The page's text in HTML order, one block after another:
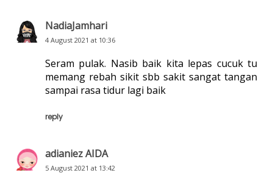
NadiaJamhari
4 August 2021 at 10:36
Seram pulak. Nasib baik kita lepas cucuk tu
memang rebah sikit sbb sakit sangat tangan
sampai rasa tidur lagi baik
reply
adianiez AIDA
5 August 2021 at 13:42